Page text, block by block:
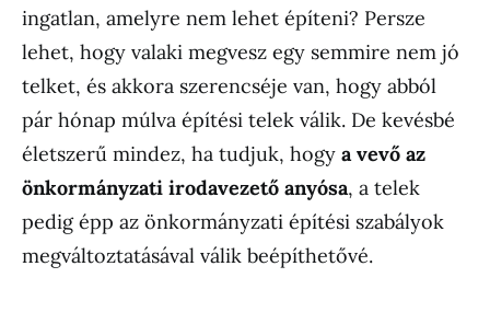
ingatlan, amelyre nem lehet építeni? Persze
lehet, hogy valaki megvesz egy semmire nem jó
telket, és akkora szerencséje van, hogy abból
pár hónap múlva építési telek válik. De kevésbé
életszerű mindez, ha tudjuk, hogy a vevő az
önkormányzati irodavezető anyósa, a telek
pedig épp az önkormányzati építési szabályok
megváltoztatásával válik beépíthetővé.